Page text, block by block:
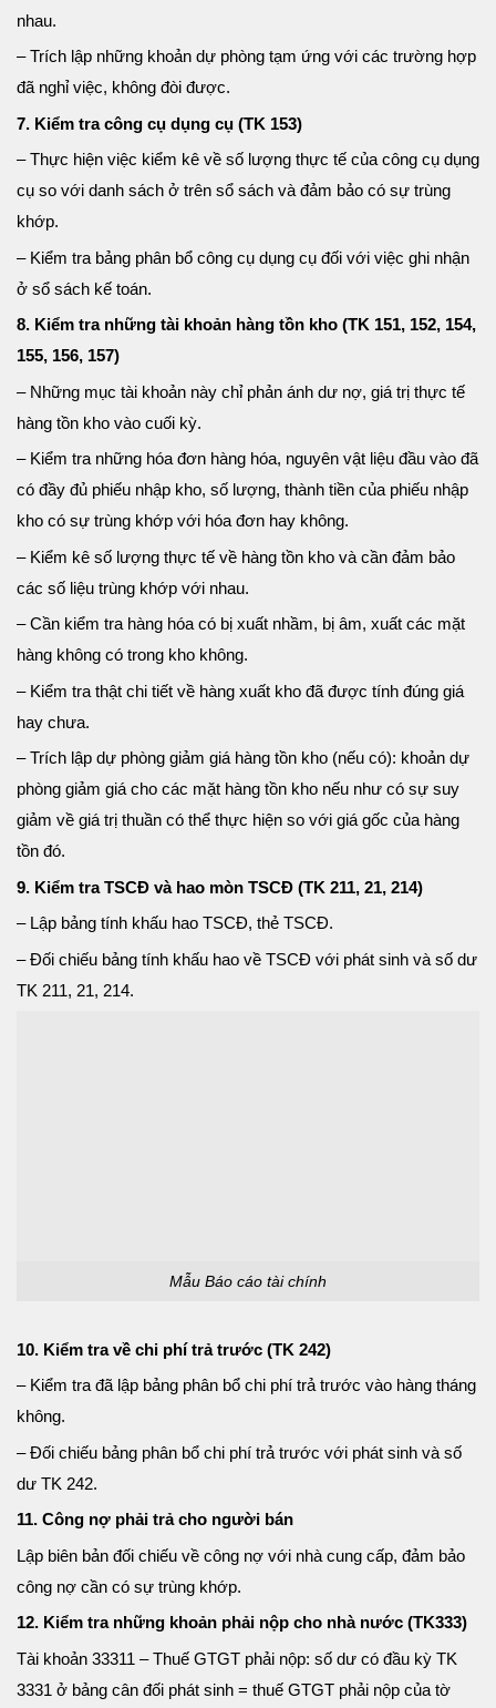
nhau.
– Trích lập những khoản dự phòng tạm ứng với các trường hợp
đã nghỉ việc, không đòi được.
7. Kiểm tra công cụ dụng cụ (TK 153)
– Thực hiện việc kiểm kê về số lượng thực tế của công cụ dụng
cụ so với danh sách ở trên sổ sách và đảm bảo có sự trùng
khớp.
– Kiểm tra bảng phân bổ công cụ dụng cụ đối với việc ghi nhận
ở sổ sách kế toán.
8. Kiểm tra những tài khoản hàng tồn kho (TK 151, 152, 154,
155, 156, 157)
– Những mục tài khoản này chỉ phản ánh dư nợ, giá trị thực tế
hàng tồn kho vào cuối kỳ.
– Kiểm tra những hóa đơn hàng hóa, nguyên vật liệu đầu vào đã
có đầy đủ phiếu nhập kho, số lượng, thành tiền của phiếu nhập
kho có sự trùng khớp với hóa đơn hay không.
– Kiểm kê số lượng thực tế về hàng tồn kho và cần đảm bảo
các số liệu trùng khớp với nhau.
– Cần kiểm tra hàng hóa có bị xuất nhầm, bị âm, xuất các mặt
hàng không có trong kho không.
– Kiểm tra thật chi tiết về hàng xuất kho đã được tính đúng giá
hay chưa.
– Trích lập dự phòng giảm giá hàng tồn kho (nếu có): khoản dự
phòng giảm giá cho các mặt hàng tồn kho nếu như có sự suy
giảm về giá trị thuần có thể thực hiện so với giá gốc của hàng
tồn đó.
9. Kiểm tra TSCĐ và hao mòn TSCĐ (TK 211, 21, 214)
– Lập bảng tính khấu hao TSCĐ, thẻ TSCĐ.
– Đối chiếu bảng tính khấu hao về TSCĐ với phát sinh và số dư
TK 211, 21, 214.
Mẫu Báo cáo tài chính
10. Kiểm tra về chi phí trả trước (TK 242)
– Kiểm tra đã lập bảng phân bổ chi phí trả trước vào hàng tháng
không.
– Đối chiếu bảng phân bổ chi phí trả trước với phát sinh và số
dư TK 242.
11. Công nợ phải trả cho người bán
Lập biên bản đối chiếu về công nợ với nhà cung cấp, đảm bảo
công nợ cần có sự trùng khớp.
12. Kiểm tra những khoản phải nộp cho nhà nước (TK333)
Tài khoản 33311 – Thuế GTGT phải nộp: số dư có đầu kỳ TK
3331 ở bảng cân đối phát sinh = thuế GTGT phải nộp của tờ